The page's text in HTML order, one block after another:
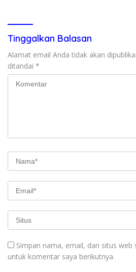
Tinggalkan Balasan
Alamat email Anda tidak akan
ditandai *
Simpan nama, email, dan situs web
untuk komentar saya berikutnya.